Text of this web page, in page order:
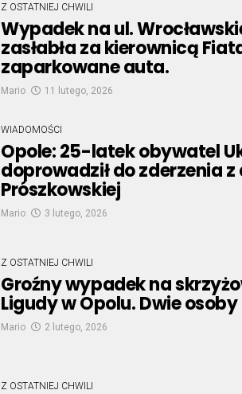
Z OSTATNIEJ CHWILI
Wypadek na ul.
zasłabła za kierownicą
zaparkowane auta.
Mario 11 lutego, 2026
WIADOMOŚCI
Opole: 25-latek obywatel
doprowadził do zderzenia
Prószkowskiej
Mario 3 lutego, 2026
Z OSTATNIEJ CHWILI
Groźny wypadek na
Ligudy w Opolu. Dwie
Mario 2 lutego, 2026
Z OSTATNIEJ CHWILI